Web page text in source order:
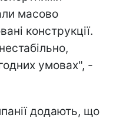
масово
конструкції.
умовах", -
додають, що